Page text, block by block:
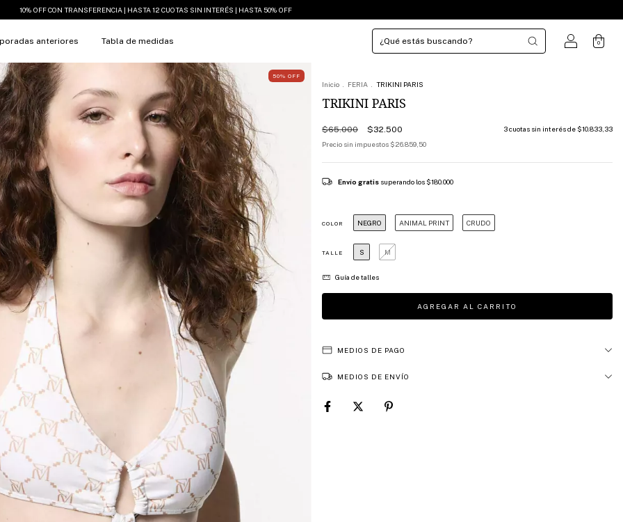
10% OFF CON TRANSFERENCIA | HASTA 12 CUOTAS SIN INTERÉS | HASTA 50% OFF
anteriores Tabla de medidas 0
50% OFF
Inicio FERIA TRIKINI PARIS
TRIKINI PARIS
$65.000 $32.500 3cuotas sin interés de $10.833,33
Precio sin impuestos $26.859,50
Envío gratis superando los $180.000
COLOR NEGRO ANIMAL PRINT CRUDO
TALLE S M
Guía de talles
MEDIOS DE PAGO
MEDIOS DE ENVÍO